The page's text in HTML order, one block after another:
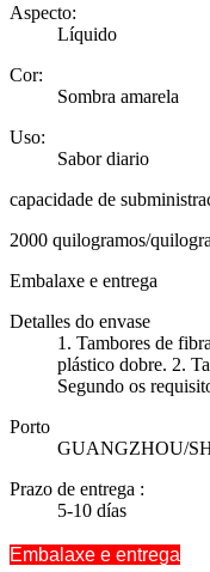
Aspecto:
Líquido
Cor:
Sombra amarela
Uso:
Sabor diario
capacidade de
2000 quilogramos/
Embalaxe e entrega
Detalles do envase
1. Tambores de
plástico dobre. 2.
Segundo os
Porto
GUANGZHOU/
Prazo de entrega :
5-10 días
Embalaxe e entrega